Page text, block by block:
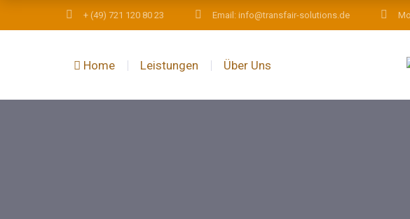
+ (49) 721 120 80 23 Email: info@transfair-solutions.de
Home Leistungen Über Uns